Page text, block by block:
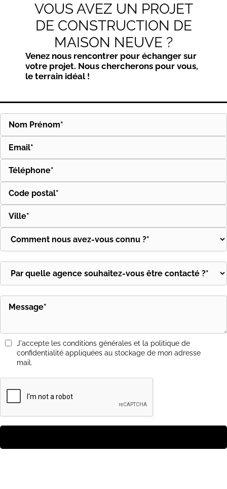
VOUS AVEZ UN PROJET
DE CONSTRUCTION DE
MAISON NEUVE ?
Venez nous rencontrer pour échanger sur
votre projet. Nous chercherons pour vous,
le terrain idéal !
J'accepte les conditions générales et la politique de
confidentialité appliquées au stockage de mon adresse
mail.